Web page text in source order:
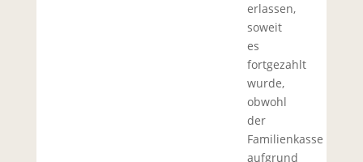
erlassen,
soweit
es
fortgezahlt
wurde,
obwohl
der
Familienkasse
aufgrund